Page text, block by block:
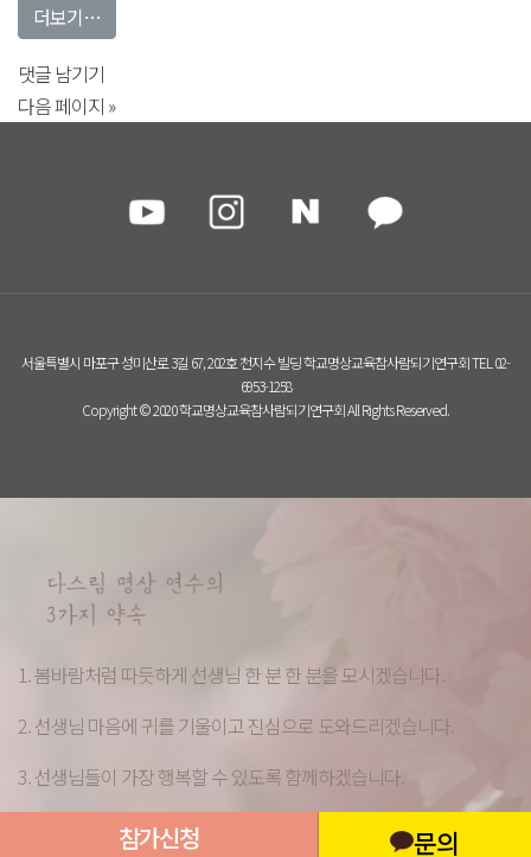
더보기…
아이들을
편견
댓글 남기기
다음 페이지 »
참가신청 문의
서울특별시 마포구 성미산로 3길 67, 202호 천지수 빌딩 학교명상교육참사람되기연구회 TEL 02-
6953-1258
Copyright © 2020 학교명상교육참사람되기연구회 All Rights Reserved.
1. 봄바람처럼 따듯하게 선생님 한 분 한 분을 모시겠습니다.
2. 선생님 마음에 귀를 기울이고 진심으로 도와드리겠습니다.
3. 선생님들이 가장 행복할 수 있도록 함께하겠습니다.